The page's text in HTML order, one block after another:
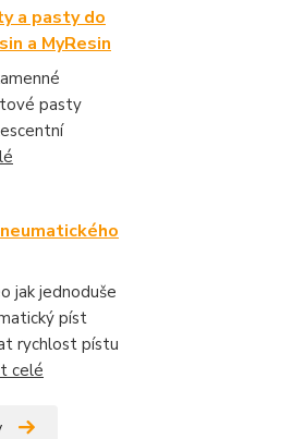
a pasty do
a MyResin
pasty
jak jednoduše
píst
rychlost pístu
celé